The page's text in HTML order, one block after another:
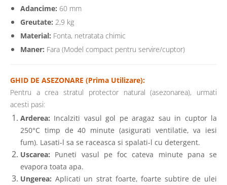
Adancime: 60 mm
Greutate: 2,9 kg
Material: Fonta, netratata chimic
Maner: Fara (Model compact pentru servire/cuptor)
GHID DE ASEZONARE (Prima Utilizare):
Pentru a crea stratul protector natural (asezonarea), urmati
acesti pasi:
Arderea: Incalziti vasul gol pe aragaz sau in cuptor la
250°C timp de 40 minute (asigurati ventilatie, va iesi
fum). Lasati-l sa se raceasca si spalati-l cu detergent.
Uscarea: Puneti vasul pe foc cateva minute pana se
evapora toata apa.
Ungerea: Aplicati un strat foarte, foarte subtire de ulei